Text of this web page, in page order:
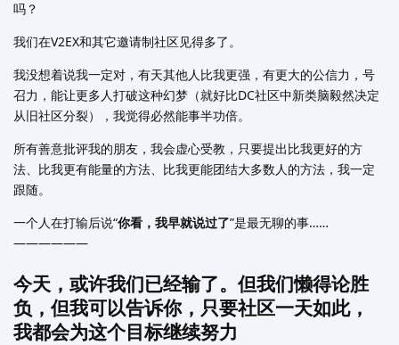
吗？
我们在V2EX和其它邀请制社区见得多了。
我没想着说我一定对，有天其他人比我更强，有更大的公信力，号
召力，能让更多人打破这种幻梦（就好比DC社区中新类脑毅然决定
从旧社区分裂），我觉得必然能事半功倍。
所有善意批评我的朋友，我会虚心受教，只要提出比我更好的方
法、比我更有能量的方法、比我更能团结大多数人的方法，我一定
跟随。
一个人在打输后说“你看，我早就说过了”是最无聊的事……
——————
今天，或许我们已经输了。但我们懒得论胜
负，但我可以告诉你，只要社区一天如此，
我都会为这个目标继续努力